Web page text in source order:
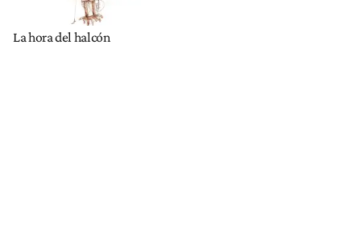
La hora del halcón